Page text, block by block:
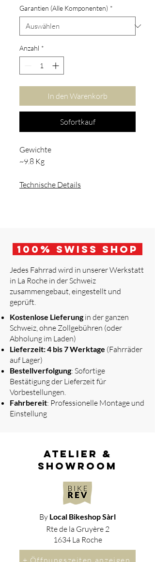
Garantien (Alle Komponenten) *
Anzahl *
In den Warenkorb
Sofortkauf
Gewichte
~9.8 Kg
Technische Details
100 % Swiss Shop
Jedes Fahrrad wird in unserer Werkstatt
in La Roche in der Schweiz
zusammengebaut, eingestellt und
geprüft.
​
Kostenlose Lieferungin der ganzen
Schweiz, ohne Zollgebühren (oder
Abholung im Laden)
Lieferzeit: 4 bis 7 Werktage (Fahrräder
auf Lager)
Bestellverfolgung: Sofortige
Bestätigung der Lieferzeit für
Vorbestellungen.
Fahrbereit: Professionelle Montage und
Einstellung
atelier &
showroom
By Local Bikeshop Sàrl
Rte de la Gruyère 2
1634 La Roche
+ Öffnungszeiten anzeigen